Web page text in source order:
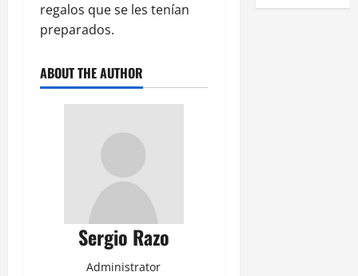
regalos que se les tenían
preparados.
ABOUT THE AUTHOR
Sergio Razo
Administrator